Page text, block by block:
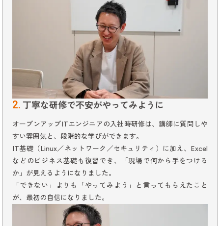
2. 丁寧な研修で不安がやってみように
オープンアップITエンジニアの入社時研修は、講師に質問しや
すい雰囲気と、段階的な学びができます。
IT基礎（Linux／ネットワーク／セキュリティ）に加え、Excel
などのビジネス基礎も復習でき、「現場で何から手をつける
か」が見えるようになりました。
「できない」よりも「やってみよう」と言ってもらえたこと
が、最初の自信になりました。